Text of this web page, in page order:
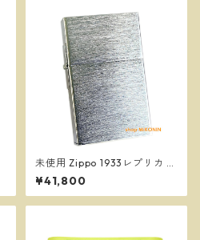
未使用 Zippo 1933レプリカ フ
ァーストリリース ブラッシュ
クローム 無地 純正 ジッポー
オイルライター
¥41,800